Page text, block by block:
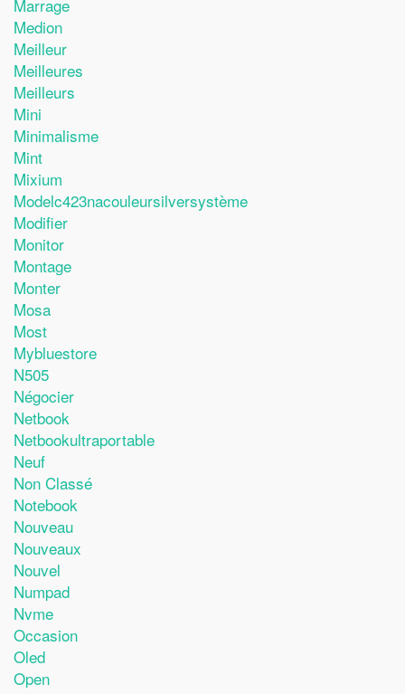
Marrage
Medion
Meilleur
Meilleures
Meilleurs
Mini
Minimalisme
Mint
Mixium
Modelc423nacouleursilversystème
Modifier
Monitor
Montage
Monter
Mosa
Most
Mybluestore
N505
Négocier
Netbook
Netbookultraportable
Neuf
Non Classé
Notebook
Nouveau
Nouveaux
Nouvel
Numpad
Nvme
Occasion
Oled
Open